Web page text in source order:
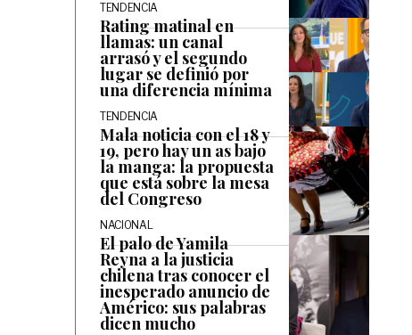
TENDENCIA
Rating matinal en
llamas: un canal
arrasó y el segundo
lugar se definió por
una diferencia mínima
TENDENCIA
Mala noticia con el 18 y
19, pero hay un as bajo
la manga: la propuesta
que está sobre la mesa
del Congreso
NACIONAL
El palo de Yamila
Reyna a la justicia
chilena tras conocer el
inesperado anuncio de
Américo: sus palabras
dicen mucho